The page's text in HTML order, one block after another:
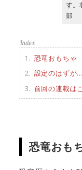
す。
部
恐竜おもちゃ
設定のはずが
前回の連載は
恐竜おも